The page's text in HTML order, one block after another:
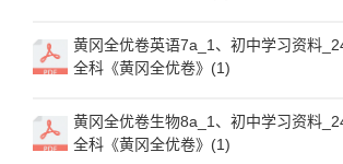
黄冈全优卷英语7a_1、初中学习资料
全科《黄冈全优卷》(1)
黄冈全优卷生物8a_1、初中学习资料
全科《黄冈全优卷》(1)